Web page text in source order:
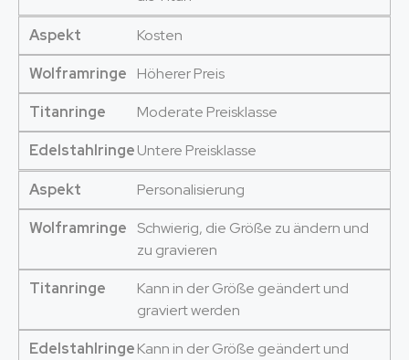
Aspekt
Kosten
Wolframringe
Höherer Preis
Titanringe
Moderate Preisklasse
EdelstahlringeUntere Preisklasse
Aspekt
Personalisierung
Wolframringe
Schwierig, die Größe zu ändern und
zu gravieren
Titanringe
Kann in der Größe geändert und
graviert werden
EdelstahlringeKann in der Größe geändert und